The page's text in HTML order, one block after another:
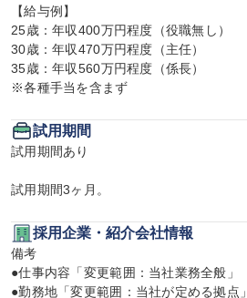
【給与例】
25歳：年収400万円程度（役職無し）
30歳：年収470万円程度（主任）
35歳：年収560万円程度（係長）
※各種手当を含まず
試用期間
試用期間あり
試用期間3ヶ月。
採用企業・紹介会社情報
備考
●仕事内容「変更範囲：当社業務全般」
●勤務地「変更範囲：当社が定める拠点」